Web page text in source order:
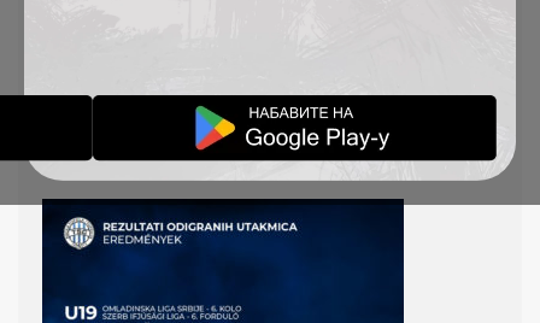
28-08-2020